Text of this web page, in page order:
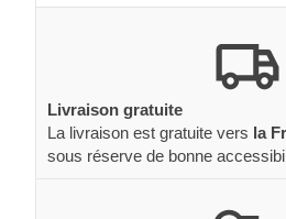
Livraison gratuite
La livraison est gratuite vers la
sous réserve de bonne